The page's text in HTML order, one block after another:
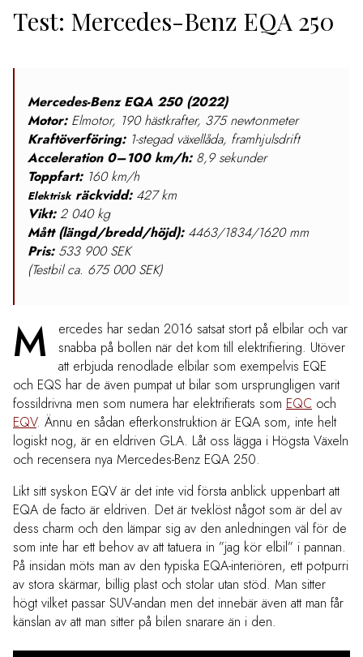
Test: Mercedes-Benz EQA 250
Mercedes-Benz EQA 250 (2022)
Motor: Elmotor, 190 hästkrafter, 375 newtonmeter
Kraftöverföring: 1-stegadväxellåda, framhjulsdrift
Acceleration 0–100 km/h:8,9 sekunder
Toppfart:160 km/h
Elektriskräckvidd: 427 km
Vikt:2 040 kg
Mått (längd/bredd/höjd):4463/1834/1620 mm
Pris:533 900 SEK
(Testbil ca. 675 000 SEK)
M
ercedes har sedan 2016 satsat stort på elbilar och var
snabba på bollen när det kom till elektrifiering. Utöver
att erbjuda renodlade elbilar som exempelvis EQE
och EQS har de även pumpat ut bilar som ursprungligen varit
fossildrivna men som numera har elektrifierats som EQC och
EQV. Ännu en sådan efterkonstruktion är EQA som, inte helt
logiskt nog, är en eldriven GLA. Låt oss lägga i Högsta Växeln
och recensera nya Mercedes-Benz EQA 250.
Likt sitt syskon EQV är det inte vid första anblick uppenbart att
EQA de facto är eldriven. Det är tveklöst något som är del av
dess charm och den lämpar sig av den anledningen väl för de
som inte har ett behov av att tatuera in ”jag kör elbil” i pannan.
På insidan möts man av den typiska EQA-interiören, ett potpurri
av stora skärmar, billig plast och stolar utan stöd. Man sitter
högt vilket passar SUV-andan men det innebär även att man får
känslan av att man sitter på bilen snarare än i den.